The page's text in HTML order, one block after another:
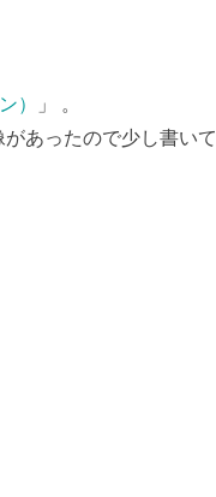
）
」 。
あったので少し書いて